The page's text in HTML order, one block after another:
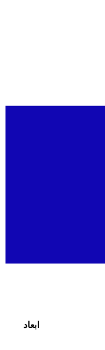
ابعاد